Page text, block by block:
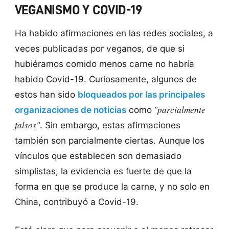
VEGANISMO Y COVID-19
Ha habido afirmaciones en las redes sociales, a
veces publicadas por veganos, de que si
hubiéramos comido menos carne no habría
habido Covid-19. Curiosamente, algunos de
estos han sido bloqueados por las principales
organizaciones de noticiascomo"parcialmente
falsos". Sin embargo, estas afirmaciones
también son parcialmente ciertas. Aunque los
vínculos que establecen son demasiado
simplistas, la evidencia es fuerte de que la
forma en que se produce la carne, y no solo en
China, contribuyó a Covid-19.